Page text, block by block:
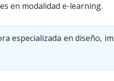
en modalidad e-learning.
especializada en diseño,